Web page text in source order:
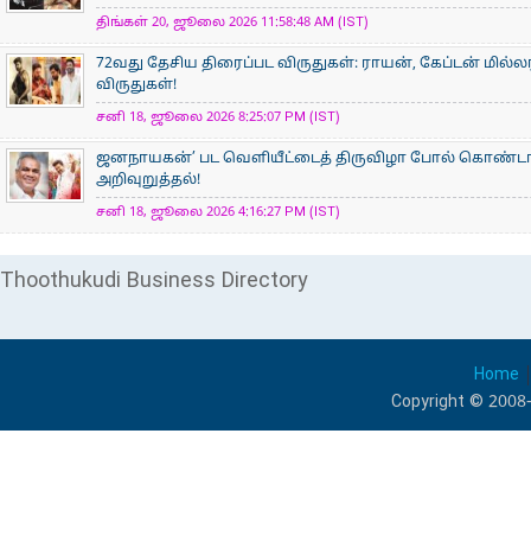
திங்கள் 20, ஜூலை 2026 11:58:48 AM (IST)
72வது தேசிய திரைப்பட விருதுகள்: ராயன், கேப்டன்
விருதுகள்!
சனி 18, ஜூலை 2026 8:25:07 PM (IST)
ஜனநாயகன்’ பட வெளியீட்டைத் திருவிழா போல்
அறிவுறுத்தல்!
சனி 18, ஜூலை 2026 4:16:27 PM (IST)
Thoothukudi Business Directory
Home
Copyright ©